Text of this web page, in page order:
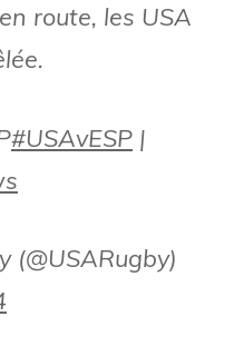
route, les USA
#USAvESP |
(@USARugby)